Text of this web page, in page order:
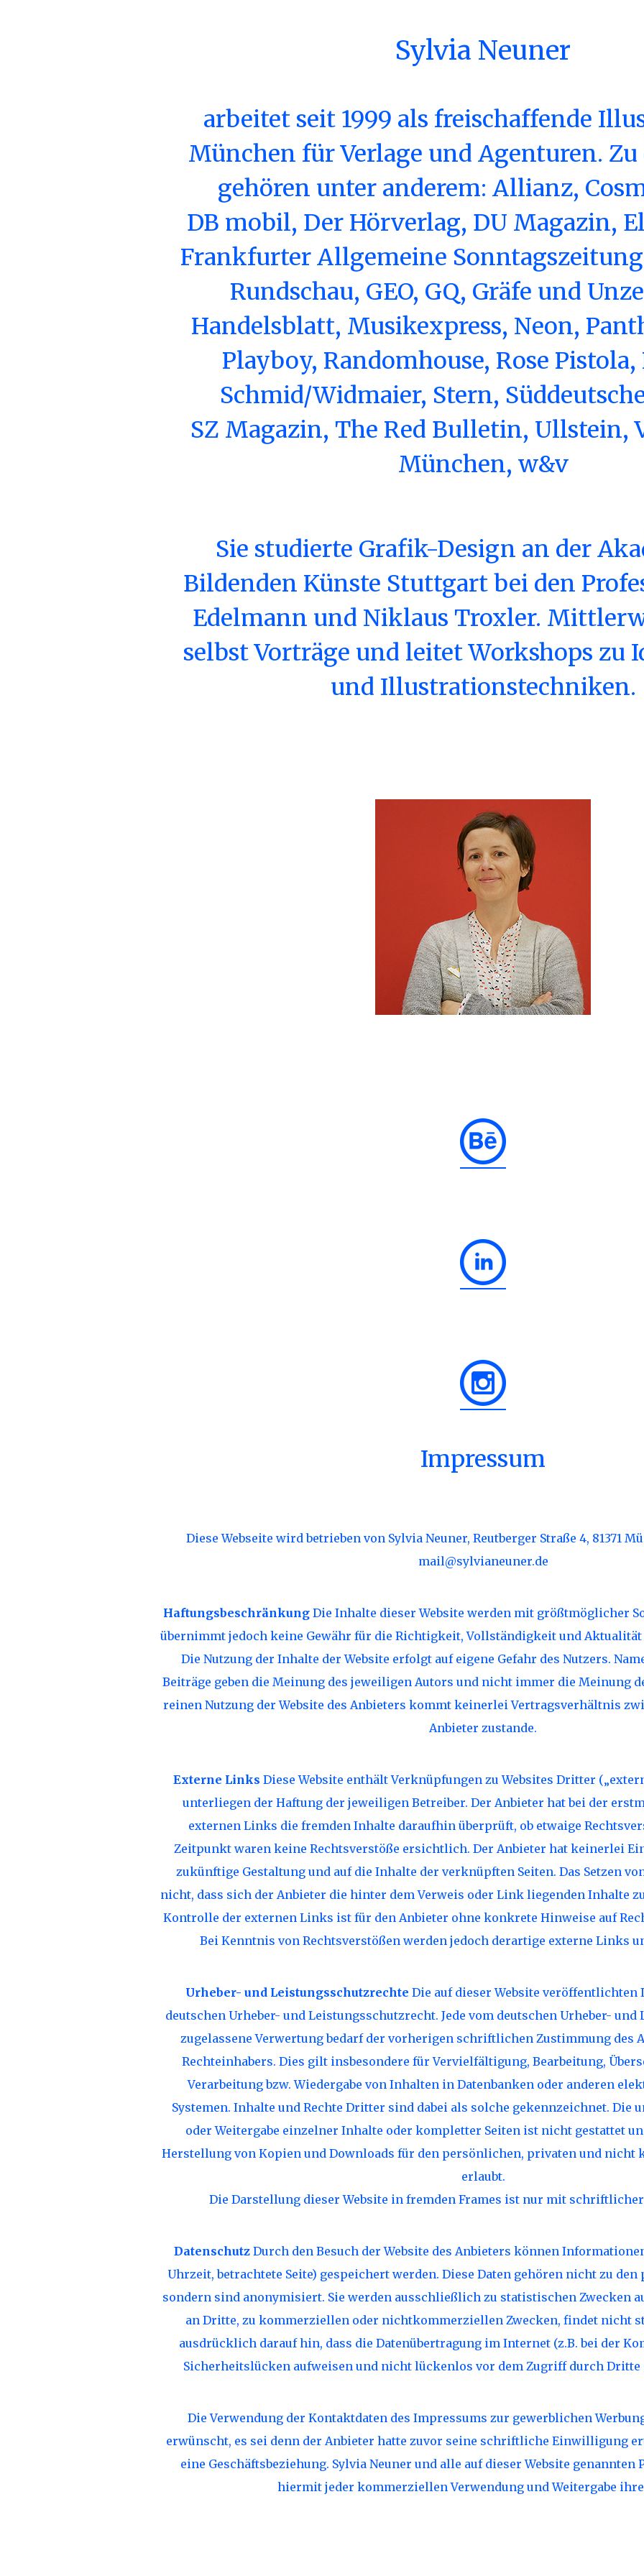
Sylvia Neuner
arbeitet seit 1999 als freischaffende
München für Verlage und Agenturen.
gehören unter anderem: Allianz,
DB mobil, Der Hörverlag, DU Magazin,
Frankfurter Allgemeine
Rundschau, GEO, GQ, Gräfe und
Handelsblatt, Musikexpress, Neon,
Playboy, Randomhouse, Rose
Schmid/Widmaier, Stern,
SZ Magazin, The Red Bulletin, Ullstein,
München, w&v
Sie studierte Grafik-Design an der
Bildenden Künste Stuttgart bei den
Edelmann und Niklaus Troxler.
selbst Vorträge und leitet Workshops zu
und Illustrationstechniken.
Impressum
Diese Webseite wird betrieben von Sylvia Neuner, Reutberger Straße 4, 81371
mail@sylvianeuner.de
Haftungsbeschränkung Die Inhalte dieser Website werden mit größtmöglicher
übernimmt jedoch keine Gewähr für die Richtigkeit, Vollständigkeit und
Die Nutzung der Inhalte der Website erfolgt auf eigene Gefahr des Nutzers.
Beiträge geben die Meinung des jeweiligen Autors und nicht immer die Meinung
reinen Nutzung der Website des Anbieters kommt keinerlei Vertragsverhältnis
Anbieter zustande.
Externe Links Diese Website enthält Verknüpfungen zu Websites Dritter
unterliegen der Haftung der jeweiligen Betreiber. Der Anbieter hat bei der
externen Links die fremden Inhalte daraufhin überprüft, ob etwaige
Zeitpunkt waren keine Rechtsverstöße ersichtlich. Der Anbieter hat keinerlei
zukünftige Gestaltung und auf die Inhalte der verknüpften Seiten. Das Setzen
nicht, dass sich der Anbieter die hinter dem Verweis oder Link liegenden Inhalte
Kontrolle der externen Links ist für den Anbieter ohne konkrete Hinweise auf
Bei Kenntnis von Rechtsverstößen werden jedoch derartige externe Links
Urheber- und Leistungsschutzrechte Die auf dieser Website
deutschen Urheber- und Leistungsschutzrecht. Jede vom deutschen Urheber-
zugelassene Verwertung bedarf der vorherigen schriftlichen Zustimmung des
Rechteinhabers. Dies gilt insbesondere für Vervielfältigung, Bearbeitung,
Verarbeitung bzw. Wiedergabe von Inhalten in Datenbanken oder anderen
Systemen. Inhalte und Rechte Dritter sind dabei als solche gekennzeichnet. Die
oder Weitergabe einzelner Inhalte oder kompletter Seiten ist nicht gestattet
Herstellung von Kopien und Downloads für den persönlichen, privaten und nicht
erlaubt.
Die Darstellung dieser Website in fremden Frames ist nur mit
Datenschutz Durch den Besuch der Website des Anbieters können
Uhrzeit, betrachtete Seite) gespeichert werden. Diese Daten gehören nicht zu den
sondern sind anonymisiert. Sie werden ausschließlich zu statistischen Zwecken
an Dritte, zu kommerziellen oder nichtkommerziellen Zwecken, findet nicht
ausdrücklich darauf hin, dass die Datenübertragung im Internet (z.B. bei der
Sicherheitslücken aufweisen und nicht lückenlos vor dem Zugriff durch Dritte
Die Verwendung der Kontaktdaten des Impressums zur gewerblichen
erwünscht, es sei denn der Anbieter hatte zuvor seine schriftliche Einwilligung
eine Geschäftsbeziehung. Sylvia Neuner und alle auf dieser Website
hiermit jeder kommerziellen Verwendung und Weitergabe